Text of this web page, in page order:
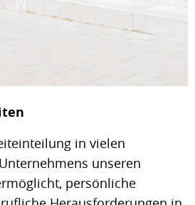
in vielen
unseren
persönliche